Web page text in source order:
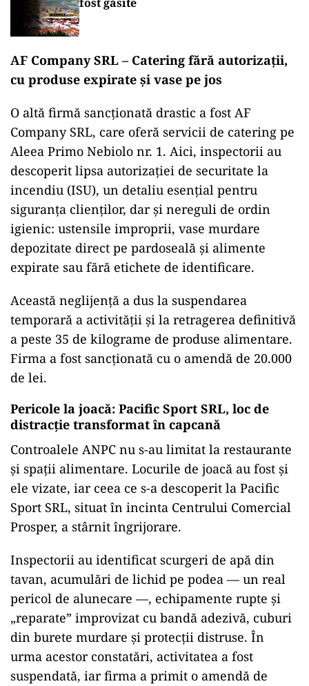
AF Company SRL – Catering fără autorizații,
cu produse expirate și vase pe jos
O altă firmă sancționată drastic a fost AF
Company SRL, care oferă servicii de catering pe
Aleea Primo Nebiolo nr. 1. Aici, inspectorii au
descoperit lipsa autorizației de securitate la
incendiu (ISU), un detaliu esențial pentru
siguranța clienților, dar și nereguli de ordin
igienic: ustensile improprii, vase murdare
depozitate direct pe pardoseală și alimente
expirate sau fără etichete de identificare.
Această neglijență a dus la suspendarea
temporară a activității și la retragerea definitivă
a peste 35 de kilograme de produse alimentare.
Firma a fost sancționată cu o amendă de 20.000
de lei.
Pericole la joacă: Pacific Sport SRL, loc de
distracție transformat în capcană
Controalele ANPC nu s-au limitat la restaurante
și spații alimentare. Locurile de joacă au fost și
ele vizate, iar ceea ce s-a descoperit la Pacific
Sport SRL, situat în incinta Centrului Comercial
Prosper, a stârnit îngrijorare.
Inspectorii au identificat scurgeri de apă din
tavan, acumulări de lichid pe podea — un real
pericol de alunecare —, echipamente rupte și
„reparate” improvizat cu bandă adezivă, cuburi
din burete murdare și protecții distruse. În
urma acestor constatări, activitatea a fost
suspendată, iar firma a primit o amendă de